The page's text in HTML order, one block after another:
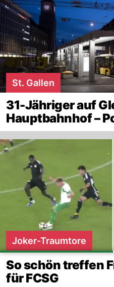
St. Gallen
31-Jähriger auf
Hauptbahnhof –
Joker-Traumtore
So schön treffen
für FCSG